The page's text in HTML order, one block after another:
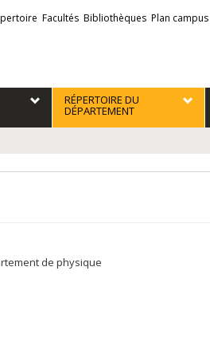
Facultés Bibliothèques Plan campus
RÉPERTOIRE DU
DÉPARTEMENT
de physique